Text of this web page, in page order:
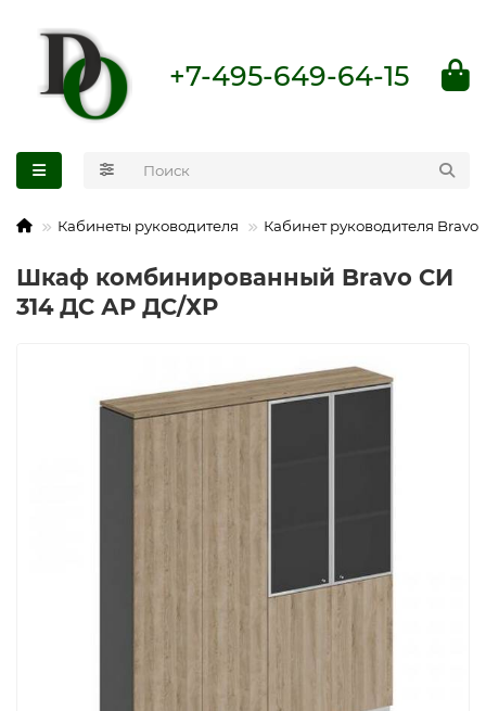
+7-495-649-64-15
Кабинеты руководителя Кабинет руководителя Bravo
Шкаф комбинированный Bravo СИ
314 ДС АР ДС/ХР